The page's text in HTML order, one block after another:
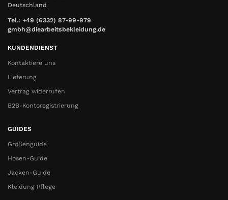
Deutschland
Tel.: +49 (6332) 87-99-979
gmbh@diearbeitsbekleidung.de
KUNDENDIENST
Kontaktiere uns
Lieferung
Vertrag widerrufen
B2B-Kontoregistrierung
GUIDES
Größenguide
Hosen-Guide
Jacken-Guide
Kleidung Pflege